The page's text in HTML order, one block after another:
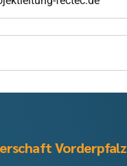
Vorderpfalz